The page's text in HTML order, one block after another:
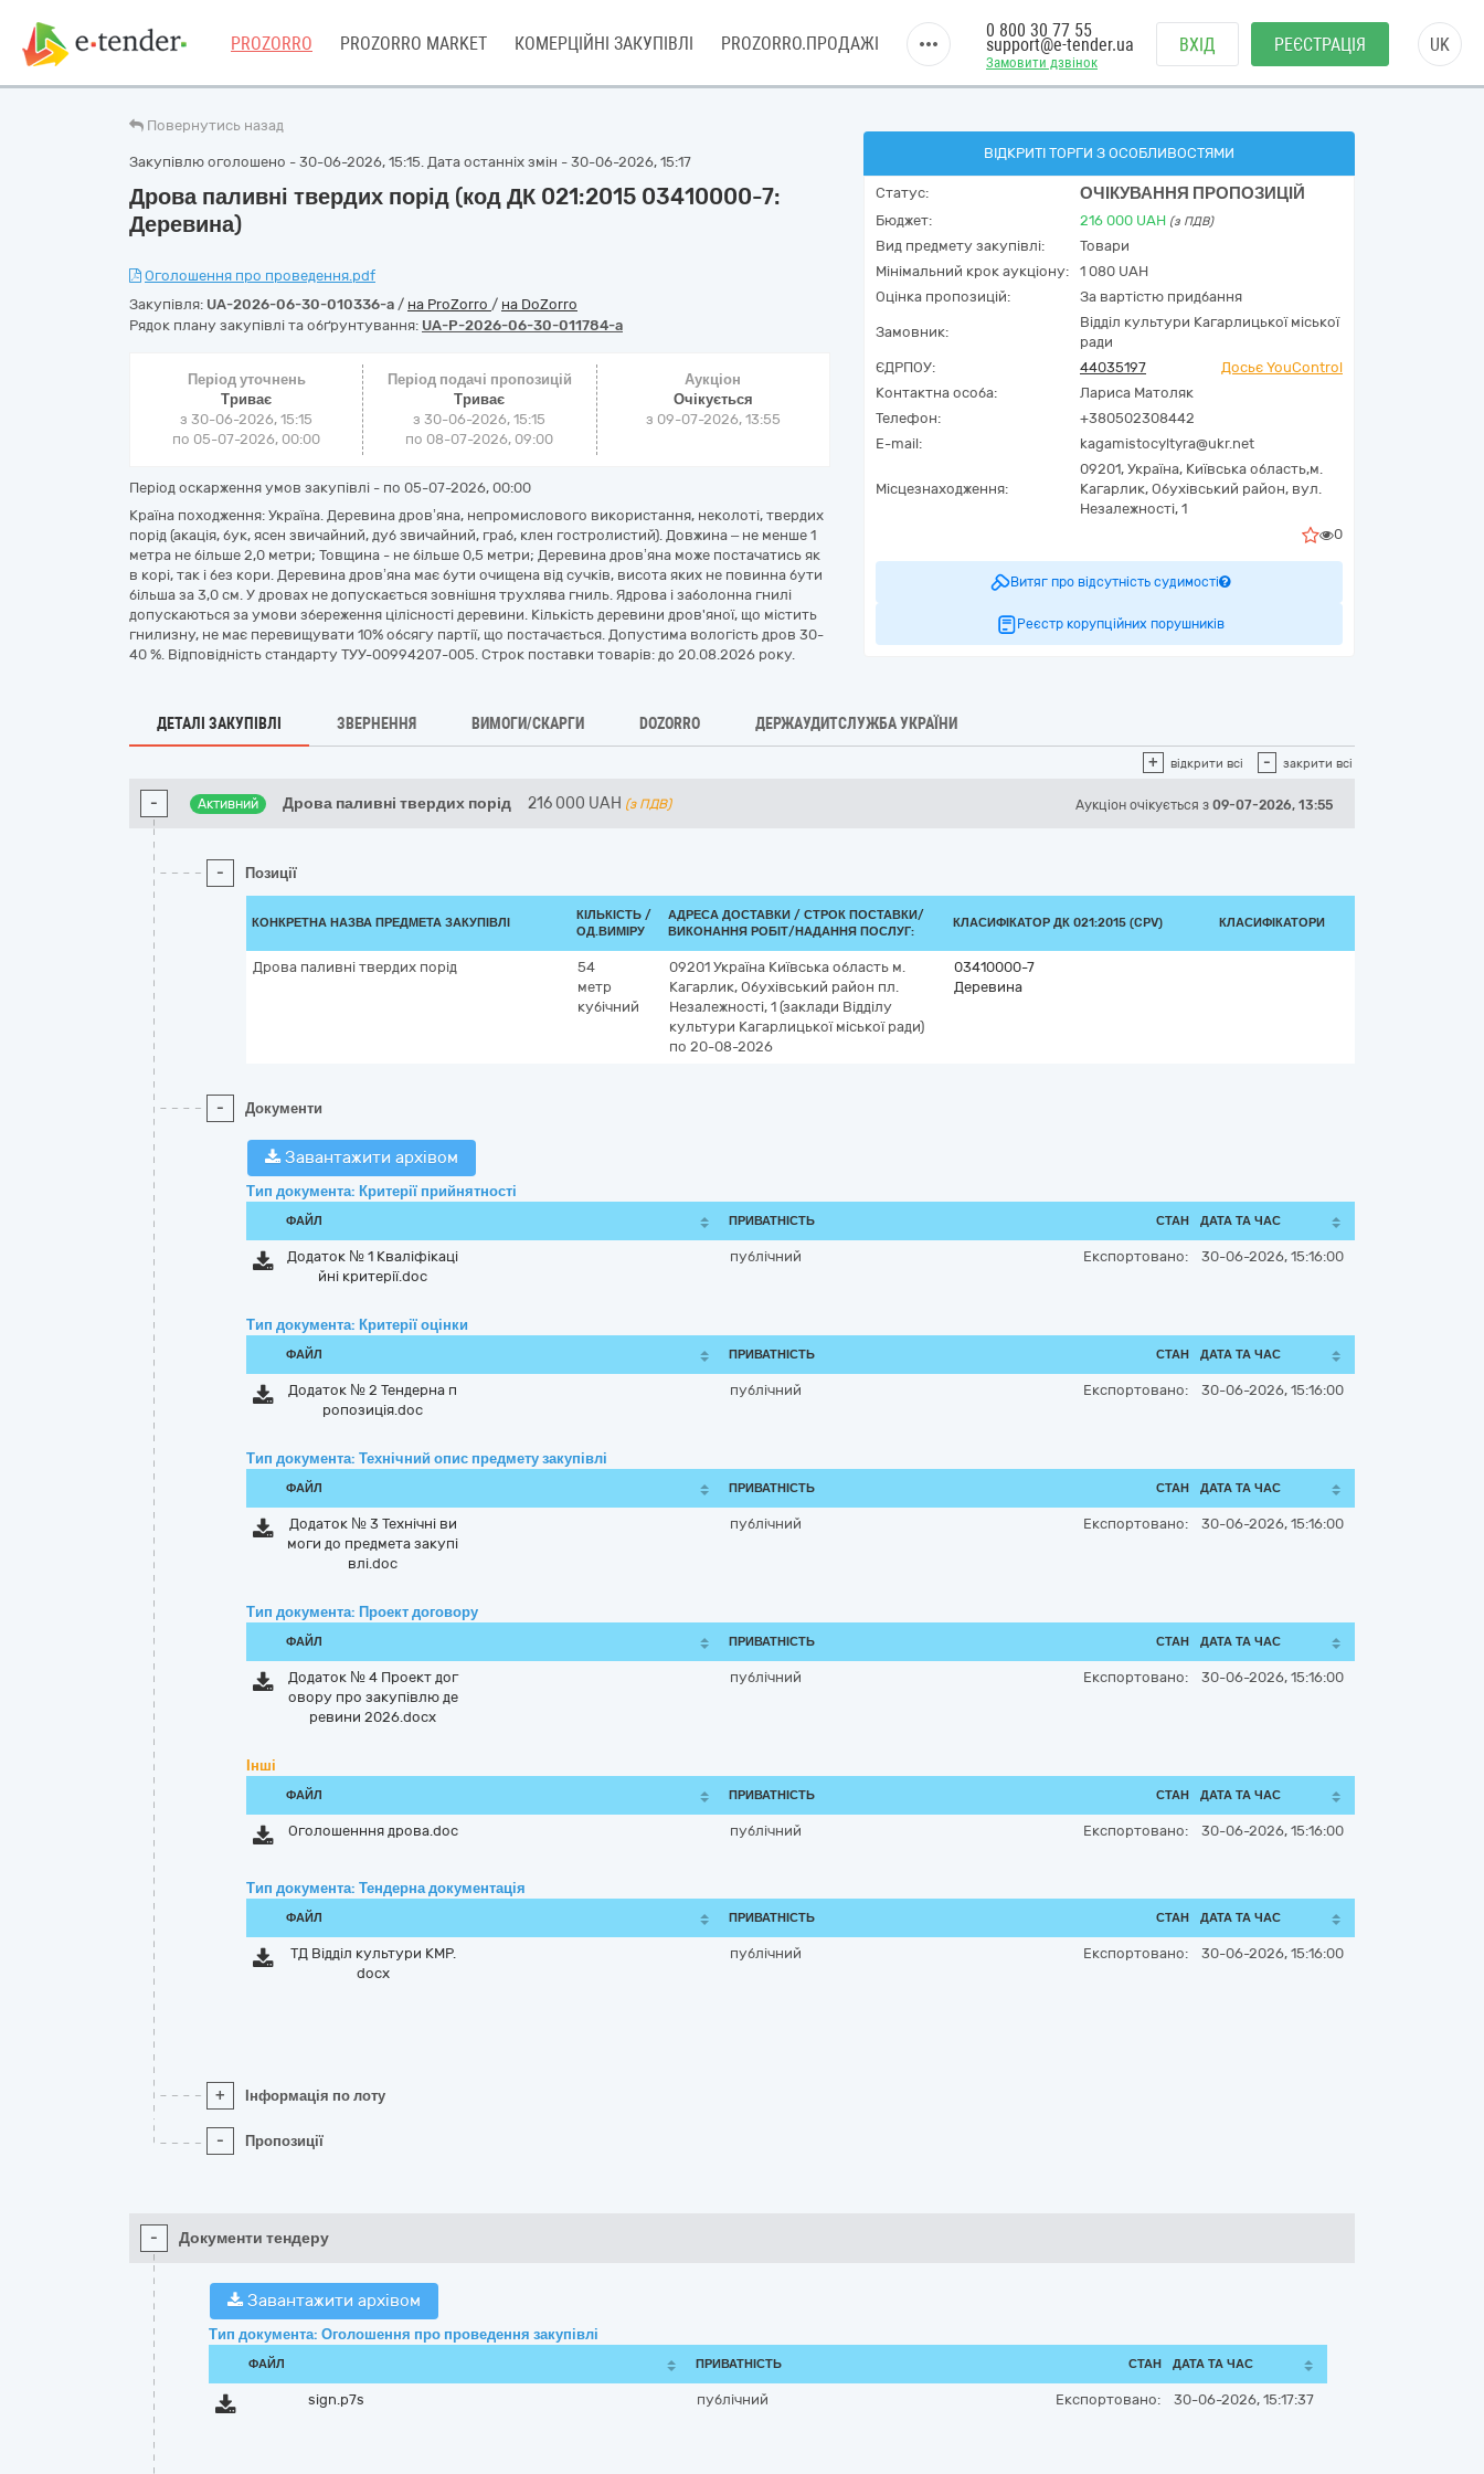
PROZORRO PROZORRO MARKET КОМЕРЦІЙНІ ЗАКУПІВЛІ PROZORRO.ПРОДАЖІ
Замовити дзвінок
0 800 30 77 55
support@e-tender.ua ВХІД РЕЄСТРАЦІЯ UK
Повернутись назад
Закупівлю оголошено - 30-06-2026, 15:15. Дата останніх змін - 30-06-2026, 15:17
Дрова паливні твердих порід (код ДК 021:2015 03410000-7:
Деревина)
Оголошення про проведення.pdf
Закупівля: UA-2026-06-30-010336-a / на ProZorro / на DoZorro
Рядок плану закупівлі та обґрунтування: UA-P-2026-06-30-011784-a
Період уточнень
Триває
з 30-06-2026, 15:15
по 05-07-2026, 00:00
Період подачі пропозицій
Триває
з 30-06-2026, 15:15
по 08-07-2026, 09:00
Аукціон
Очікується
з 09-07-2026, 13:55
Період оскарження умов закупівлі - по 05-07-2026, 00:00
Країна походження: Україна. Деревина дров’яна, непромислового використання, неколоті, твердих
порід (акація, бук, ясен звичайний, дуб звичайний, граб, клен гостролистий). Довжина – не менше 1
метра не більше 2,0 метри; Товщина - не більше 0,5 метри; Деревина дров’яна може постачатись як
в корі, так і без кори. Деревина дров’яна має бути очищена від сучків, висота яких не повинна бути
більша за 3,0 см. У дровах не допускається зовнішня трухлява гниль. Ядрова і заболонна гнилі
допускаються за умови збереження цілісності деревини. Кількість деревини дров'яної, що містить
гнилизну, не має перевищувати 10% обсягу партії, що постачається. Допустима вологість дров 30-
40 %. Відповідність стандарту ТУУ-00994207-005. Строк поставки товарів: до 20.08.2026 року.
ВІДКРИТІ ТОРГИ З ОСОБЛИВОСТЯМИ
Статус: ОЧІКУВАННЯ ПРОПОЗИЦІЙ
Бюджет: 216 000 UAH (з ПДВ)
Вид предмету закупівлі:
Товари
Мінімальний крок аукціону:
1 080 UAH
Оцінка пропозицій:
За вартістю придбання
Замовник:
Відділ культури Кагарлицької міської
ради
ЄДРПОУ:
44035197
Досьє YouControl
Контактна особа:
Лариса Матоляк
Телефон:
+380502308442
E-mail:
kagamistocyltyra@ukr.net
Місцезнаходження:
09201, Україна, Київська область,м.
Кагарлик, Обухівський район, вул.
Незалежності, 1
0
Витяг про відсутність судимості
Реєстр корупційних порушників
ДЕТАЛІ ЗАКУПІВЛІ ЗВЕРНЕННЯ ВИМОГИ/СКАРГИ DOZORRO ДЕРЖАУДИТСЛУЖБА УКРАЇНИ
+ відкрити всі - закрити всі
- Активний Дрова паливні твердих порід 216 000 UAH (з ПДВ) Аукціон очікується з 09-07-2026, 13:55
- Позиції
КОНКРЕТНА НАЗВА ПРЕДМЕТА ЗАКУПІВЛІ
КІЛЬКІСТЬ /
ОД.ВИМІРУ
АДРЕСА ДОСТАВКИ / СТРОК ПОСТАВКИ/
ВИКОНАННЯ РОБІТ/НАДАННЯ ПОСЛУГ:
КЛАСИФІКАТОР ДК 021:2015 (CPV) КЛАСИФІКАТОРИ
Дрова паливні твердих порід
54
метр
кубічний
09201 Україна Київська область м.
Кагарлик, Обухівський район пл.
Незалежності, 1 (заклади Відділу
культури Кагарлицької міської ради)
по 20-08-2026
03410000-7
Деревина
- Документи
Завантажити архівом
Тип документа: Критерії прийнятності
ФАЙЛ ПРИВАТНІСТЬ СТАН ДАТА ТА ЧАС
Додаток № 1 Кваліфікаці
йні критерії.doc
публічний Експортовано: 30-06-2026, 15:16:00
Тип документа: Критерії оцінки
ФАЙЛ ПРИВАТНІСТЬ СТАН ДАТА ТА ЧАС
Додаток № 2 Тендерна п
ропозиція.doc
публічний Експортовано: 30-06-2026, 15:16:00
Тип документа: Технічний опис предмету закупівлі
ФАЙЛ ПРИВАТНІСТЬ СТАН ДАТА ТА ЧАС
Додаток № 3 Технічні ви
моги до предмета закупі
влі.doc
публічний Експортовано: 30-06-2026, 15:16:00
Тип документа: Проект договору
ФАЙЛ ПРИВАТНІСТЬ СТАН ДАТА ТА ЧАС
Додаток № 4 Проект дог
овору про закупівлю де
ревини 2026.docx
публічний Експортовано: 30-06-2026, 15:16:00
Інші
ФАЙЛ ПРИВАТНІСТЬ СТАН ДАТА ТА ЧАС
Оголошенння дрова.doc публічний Експортовано: 30-06-2026, 15:16:00
Тип документа: Тендерна документація
ФАЙЛ ПРИВАТНІСТЬ СТАН ДАТА ТА ЧАС
ТД Відділ культури КМР.
docx
публічний Експортовано: 30-06-2026, 15:16:00
+ Інформація по лоту
- Пропозиції
- Документи тендеру
Завантажити архівом
Тип документа: Оголошення про проведення закупівлі
ФАЙЛ ПРИВАТНІСТЬ СТАН ДАТА ТА ЧАС
sign.p7s публічний Експортовано: 30-06-2026, 15:17:37